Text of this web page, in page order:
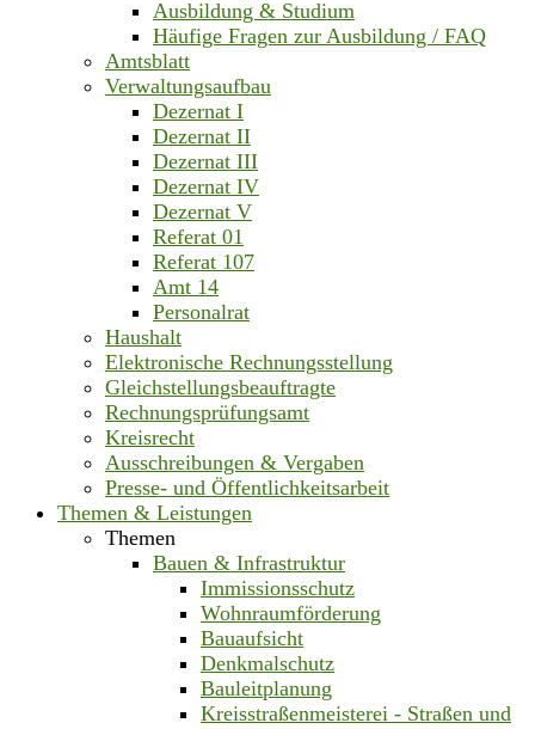
Ausbildung & Studium
Häufige Fragen zur Ausbildung / FAQ
Amtsblatt
Verwaltungsaufbau
Dezernat I
Dezernat II
Dezernat III
Dezernat IV
Dezernat V
Referat 01
Referat 107
Amt 14
Personalrat
Haushalt
Elektronische Rechnungsstellung
Gleichstellungsbeauftragte
Rechnungsprüfungsamt
Kreisrecht
Ausschreibungen & Vergaben
Presse- und Öffentlichkeitsarbeit
Themen & Leistungen
Themen
Bauen & Infrastruktur
Immissionsschutz
Wohnraumförderung
Bauaufsicht
Denkmalschutz
Bauleitplanung
Kreisstraßenmeisterei - Straßen und